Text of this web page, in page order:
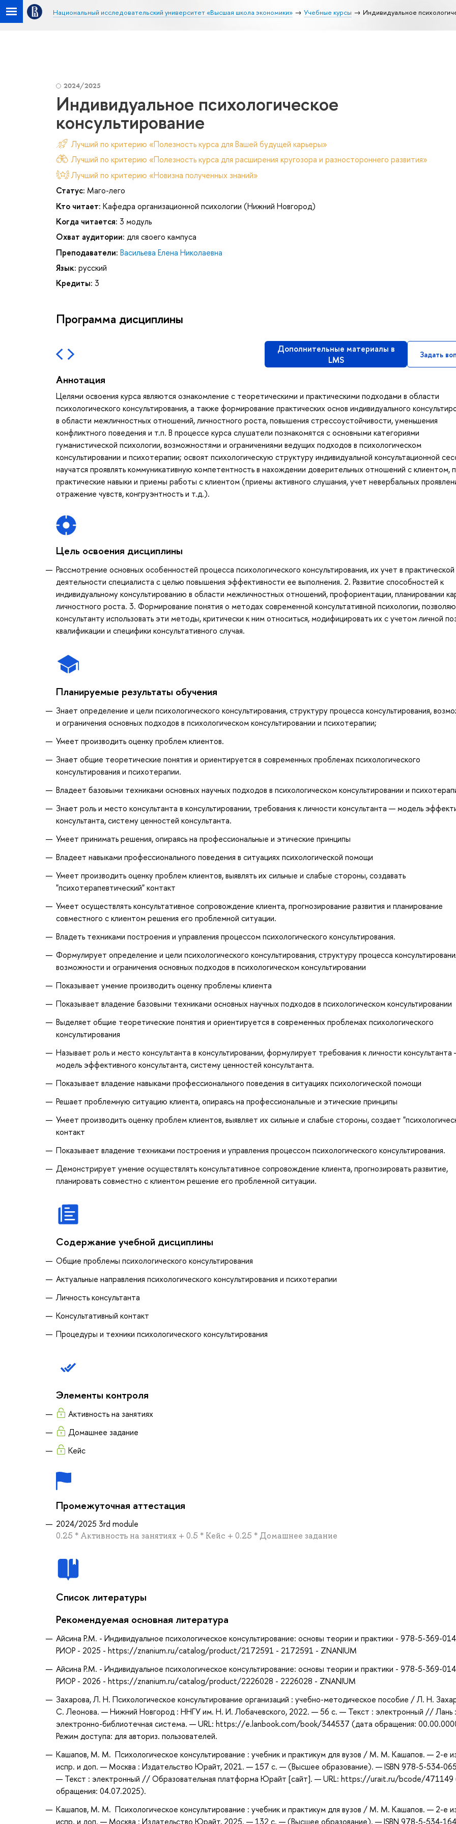
Национальный исследовательский университет «Высшая школа экономики» Учебные курсы Индивидуальное
2024/2025
Индивидуальное психологическое
консультирование
Лучший по критерию «Полезность курса для Вашей будущей карьеры»
Лучший по критерию «Полезность курса для расширения кругозора и разностороннего развития»
Лучший по критерию «Новизна полученных знаний»
Статус: Маго-лего
Кто читает: Кафедра организационной психологии (Нижний Новгород)
Когда читается: 3 модуль
Охват аудитории: для своего кампуса
Преподаватели: Васильева Елена Николаевна
Язык: русский
Кредиты: 3
Программа дисциплины
Дополнительные материалы в
LMS
Задать
Аннотация
Целями освоения курса являются ознакомление с теоретическими и практическими подходами в области
психологического консультирования, а также формирование практических основ индивидуального
в области межличностных отношений, личностного роста, повышения стрессоустойчивости, уменьшения
конфликтного поведения и т.п. В процессе курса слушатели познакомятся с основными категориями
гуманистической психологии, возможностями и ограничениями ведущих подходов в психологическом
консультировании и психотерапии; освоят психологическую структуру индивидуальной консультационной
научатся проявлять коммуникативную компетентность в нахождении доверительных отношений с клиентом,
практические навыки и приемы работы с клиентом (приемы активного слушания, учет невербальных
отражение чувств, конгруэнтность и т.д.).
Цель освоения дисциплины
Рассмотрение основных особенностей процесса психологического консультирования, их учет в практической
деятельности специалиста с целью повышения эффективности ее выполнения. 2. Развитие способностей к
индивидуальному консультированию в области межличностных отношений, профориентации, планировании
личностного роста. 3. Формирование понятия о методах современной консультативной психологии,
консультанту использовать эти методы, критически к ним относиться, модифицировать их с учетом личной
квалификации и специфики консультативного случая.
Планируемые результаты обучения
Знает определение и цели психологического консультирования, структуру процесса консультирования,
и ограничения основных подходов в психологическом консультировании и психотерапии;
Умеет производить оценку проблем клиентов.
Знает общие теоретические понятия и ориентируется в современных проблемах психологического
консультирования и психотерапии.
Владеет базовыми техниками основных научных подходов в психологическом консультировании и
Знает роль и место консультанта в консультировании, требования к личности консультанта — модель
консультанта, систему ценностей консультанта.
Умеет принимать решения, опираясь на профессиональные и этические принципы
Владеет навыками профессионального поведения в ситуациях психологической помощи
Умеет производить оценку проблем клиентов, выявлять их сильные и слабые стороны, создавать
"психотерапевтический" контакт
Умеет осуществлять консультативное сопровождение клиента, прогнозирование развития и планирование
совместного с клиентом решения его проблемной ситуации.
Владеть техниками построения и управления процессом психологического консультирования.
Формулирует определение и цели психологического консультирования, структуру процесса
возможности и ограничения основных подходов в психологическом консультировании
Показывает умение производить оценку проблемы клиента
Показывает владение базовыми техниками основных научных подходов в психологическом консультировании
Выделяет общие теоретические понятия и ориентируется в современных проблемах психологического
консультирования
Называет роль и место консультанта в консультировании, формулирует требования к личности
модель эффективного консультанта, систему ценностей консультанта.
Показывает владение навыками профессионального поведения в ситуациях психологической помощи
Решает проблемную ситуацию клиента, опираясь на профессиональные и этические принципы
Умеет производить оценку проблем клиентов, выявляет их сильные и слабые стороны, создает
контакт
Показывает владение техниками построения и управления процессом психологического консультирования.
Демонстрирует умение осуществлять консультативное сопровождение клиента, прогнозировать развитие,
планировать совместно с клиентом решение его проблемной ситуации.
Содержание учебной дисциплины
Общие проблемы психологического консультирования
Актуальные направления психологического консультирования и психотерапии
Личность консультанта
Консультативный контакт
Процедуры и техники психологического консультирования
Элементы контроля
Активность на занятиях
Домашнее задание
Кейс
Промежуточная аттестация
2024/2025 3rd module
0.25 * Активность на занятиях + 0.5 * Кейс + 0.25 * Домашнее задание
Список литературы
Рекомендуемая основная литература
Айсина Р.М. - Индивидуальное психологическое консультирование: основы теории и практики - 978-5-369-
РИОР - 2025 - https://znanium.ru/catalog/product/2172591 - 2172591 - ZNANIUM
Айсина Р.М. - Индивидуальное психологическое консультирование: основы теории и практики - 978-5-369-
РИОР - 2026 - https://znanium.ru/catalog/product/2226028 - 2226028 - ZNANIUM
Захарова, Л. Н. Психологическое консультирование организаций : учебно-методическое пособие / Л. Н.
С. Леонова. — Нижний Новгород : ННГУ им. Н. И. Лобачевского, 2022. — 56 с. — Текст : электронный // Лань :
электронно-библиотечная система. — URL: https://e.lanbook.com/book/344537 (дата обращения:
Режим доступа: для авториз. пользователей.
Кашапов, М. М. Психологическое консультирование : учебник и практикум для вузов / М. М. Кашапов. — 2-е
испр. и доп. — Москва : Издательство Юрайт, 2021. — 157 с. — (Высшее образование). — ISBN 978-5-534-
— Текст : электронный // Образовательная платформа Юрайт [сайт]. — URL: https://urait.ru/bcode/471149
обращения: 04.07.2025).
Кашапов, М. М. Психологическое консультирование : учебник и практикум для вузов / М. М. Кашапов. — 2-е
испр. и доп. — Москва : Издательство Юрайт, 2025. — 132 с. — (Высшее образование). — ISBN 978-5-534-